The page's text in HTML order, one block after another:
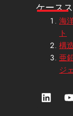
ケース
海
ト
構
亜
ジ
リ
ン